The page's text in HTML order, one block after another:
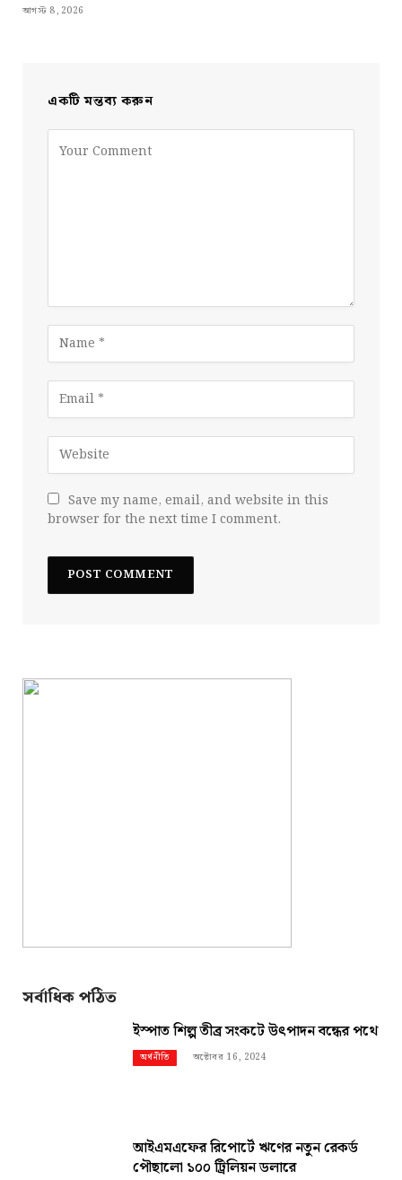
আগস্ট 8, 2026
একটি মন্তব্য করুন
Save my name, email, and website in this
browser for the next time I comment.
সর্বাধিক পঠিত
ইস্পাত শিল্প তীব্র সংকটে উৎপাদন বন্ধের পথে
অর্থনীতি অক্টোবর 16, 2024
আইএমএফের রিপোর্টে ঋণের নতুন রেকর্ড
পৌছালো ১০০ ট্রিলিয়ন ডলারে